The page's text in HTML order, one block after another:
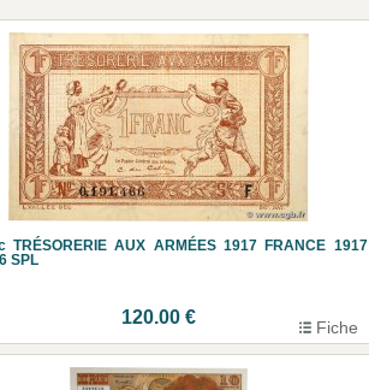
TRÉSORERIE AUX ARMÉES 1917 FRANCE 1917
SPL
120.00 € Fiche